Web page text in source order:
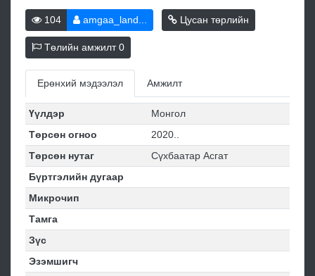
104 amgaa_land... Цусан төрлийн
Төлийн амжилт0
Ерөнхий мэдээлэл Амжилт
Үүлдэр
Монгол
Төрсөн огноо
2020..
Төрсөн нутаг
Сүхбаатар Асгат
Бүртгэлийн дугаар
Микрочип
Тамга
Зүс
Эзэмшигч